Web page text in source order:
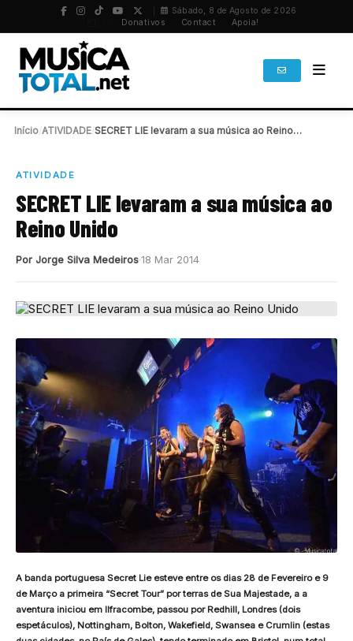
Sábado, 8 de Agosto de 2026
Donativos Contact Apoia!
Início ATIVIDADE SECRET LIE levaram a sua música ao Reino…
ATIVIDADE
SECRET LIE levaram a sua música ao
Reino Unido
Por Jorge Silva Medeiros18 Mar 2014
A banda portuguesa Secret Lieesteve entre os dias 28 de Fevereiro e 9
de Março a primeira “Secret Tour” por terras de Sua Majestade, a a
aventura iniciou em Ilfracombe, passou por Redhill, Londres (dois
espetáculos), Nottingham, Bolton, Wakefield, Swansea e Crumlin (estas